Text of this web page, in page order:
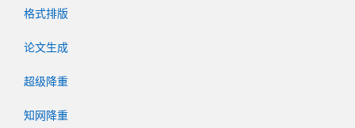
格式排版
论文生成
超级降重
知网降重